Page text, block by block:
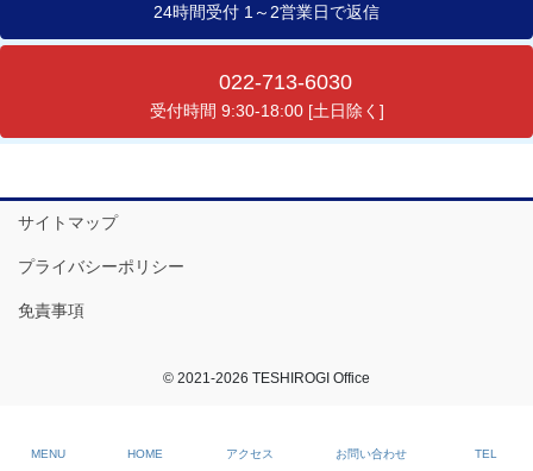
24時間受付 1～2営業日で返信
022-713-6030
受付時間 9:30-18:00 [土日除く]
サイトマップ
プライバシーポリシー
免責事項
© 2021-2026 TESHIROGI Office
MENU HOME アクセス お問い合わせ TEL